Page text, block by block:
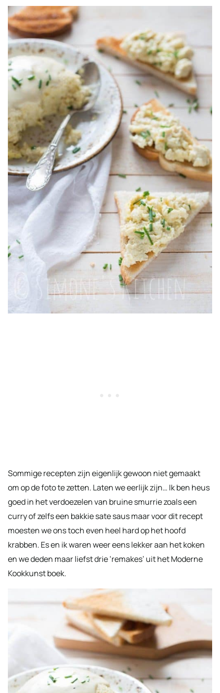
Sommige recepten zijn eigenlijk gewoon niet gemaakt
om op de foto te zetten. Laten we eerlijk zijn… Ik ben heus
goed in het verdoezelen van bruine smurrie zoals een
curry of zelfs een bakkie sate saus maar voor dit recept
moesten we ons toch even heel hard op het hoofd
krabben. Es en ik waren weer eens lekker aan het koken
en we deden maar liefst drie ‘remakes’ uit het Moderne
Kookkunst boek.